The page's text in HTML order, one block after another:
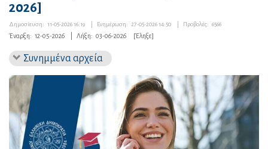
2026]
Δημοσίευση: 11-05-2026 16:19 Ενημέρωση: 27-05-2026 14:50 Προβολές: 6566
Έναρξη: 12-05-2026 Λήξη: 03-06-2026 [Έληξε]
Συνημμένα αρχεία